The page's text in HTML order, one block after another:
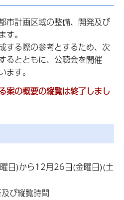
市計画区域の整備、開発及び
。
する際の参考とするため、次
るとともに、公聴会を開催
ます。
案の概要の縦覧は終了しまし
日)から12月26日(金曜日)(土
び縦覧時間